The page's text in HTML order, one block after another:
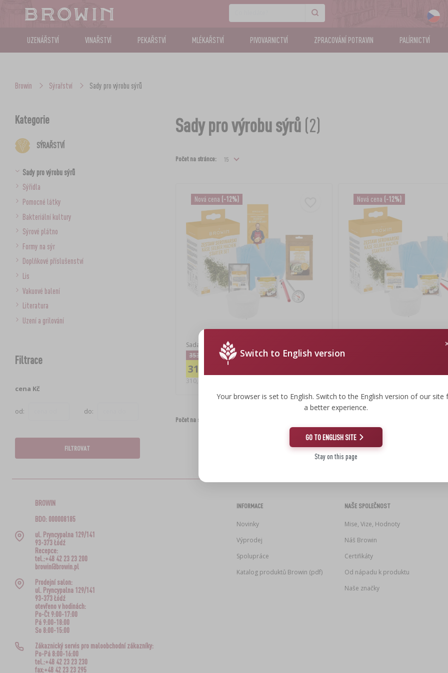
UZENÁŘSTVÍ VINAŘSTVÍ PEKAŘSTVÍ MLÉKAŘSTVÍ PIVOVARNICTVÍ ZPRACOVÁNÍ POTRAVIN PALÍRNICTVÍ
Browin Sýrařství Sady pro výrobu sýrů
Kategorie
SÝRAŘSTVÍ
Sady pro výrobu sýrů
Sýřidla
Pomocné látky
Bakteriální kultury
Sýrové plátno
Formy na sýr
Doplňkové příslušenství
Lis
Vakuové balení
Literatura
Uzení a grilování
Filtrace
cena Kč
od: do:
FILTROVAT
Sady pro výrobu sýrů(2)
Počet na stránce:
Nová cena (-12%)
Sada na výrobu sýra
353,60 Kč
310,98 Kč
310,98 CZK/ks
Nová cena (-12%)
Počet na stránce:
Switch to English version
Your browser is set to English. Switch to the English version of our site
a better experience.
GO TO ENGLISH SITE
Stay on this page
BROWIN
BDO: 000008185
ul. Pryncypalna 129/141
93-373 Łódź
Recepce:
tel.:+48 42 23 23 200
browin@browin.pl
Prodejní salon:
ul. Pryncypalna 129/141
93-373 Łódź
otevřeno v hodinách:
Po-Čt 9:00-17:00
Pá 9:00-18:00
So 8:00-15:00
Zákaznický servis pro maloobchodní zákazníky:
Po-Pá 8:00-16:00
tel.:+48 42 23 23 230
fax:+48 42 23 23 295
INFORMACE
Novinky
Výprodej
Spolupráce
Katalog produktů Browin (pdf)
NAŠE SPOLEČNOST
Mise, Vize, Hodnoty
Náš Browin
Certifikáty
Od nápadu k produktu
Naše značky